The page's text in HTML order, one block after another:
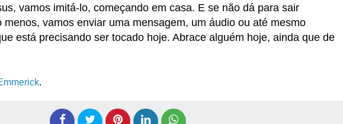
vamos imitá-lo, começando em casa. E se não dá para sair
menos, vamos enviar uma mensagem, um áudio ou até mesmo
está precisando ser tocado hoje. Abrace alguém hoje, ainda que de
.